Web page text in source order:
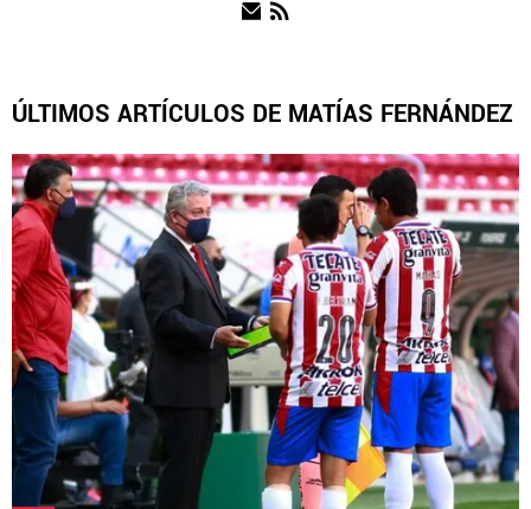
QUIENES SOMOS | STAFF | CONTACTO |
ESCRIBE EN REBAÑO PASIÓN
Rebaño Pasión es una sección especial del portal
Bolavip.com con información destinada a los fans del Club
Chivas.
Esta sección no tiene relación alguna con el club. Para visitar
el sitio oficialhaz click aquí
Términos y Condiciones
Políticas de Privacidad
Política Editorial
Ad Choices
ÚLTIMOS ARTÍCULOS DE MATÍAS FERNÁNDEZ